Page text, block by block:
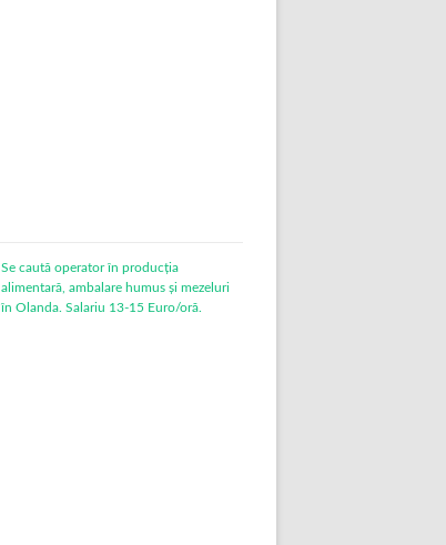
Se caută operator în producția
alimentară, ambalare humus și mezeluri
în Olanda. Salariu 13-15 Euro/oră.